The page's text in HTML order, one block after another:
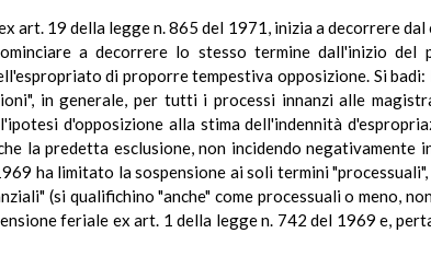
art. 19 della legge n. 865 del 1971, inizia a decorrere
a decorrere lo stesso termine dall'inizio del
di proporre tempestiva opposizione. Si badi:
in generale, per tutti i processi innanzi alle
d'opposizione alla stima dell'indennità
la predetta esclusione, non incidendo negativamente
ha limitato la sospensione ai soli termini
(si qualifichino "anche" come processuali o meno,
feriale ex art. 1 della legge n. 742 del 1969 e,